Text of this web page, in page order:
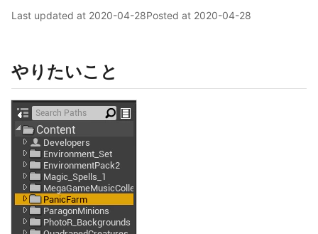
Last updated at 2020-04-28Posted at 2020-04-28
やりたいこと